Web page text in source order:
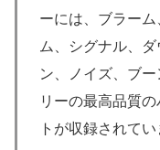
ーには、ブラー
ム、シグナル、
ン、ノイズ、ブ
リーの最高品質
トが収録されてい